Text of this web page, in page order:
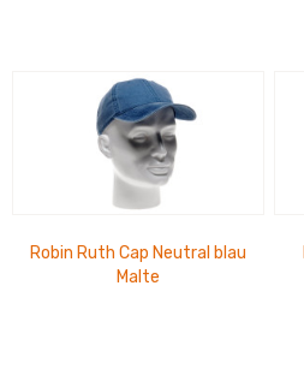
Robin Ruth Cap Neutral blau
Malte